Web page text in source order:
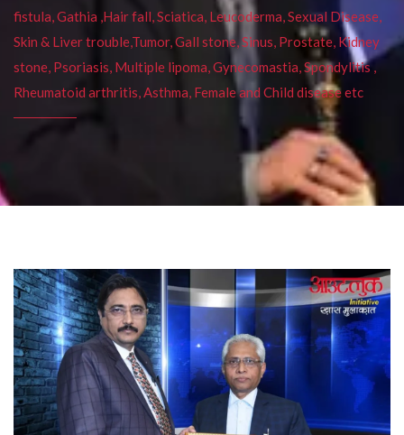
fistula, Gathia ,Hair fall, Sciatica, Leucoderma, Sexual Disease,
Skin & Liver trouble,Tumor, Gall stone, Sinus, Prostate, Kidney
stone, Psoriasis, Multiple lipoma, Gynecomastia, Spondylitis ,
Rheumatoid arthritis, Asthma, Female and Child disease etc